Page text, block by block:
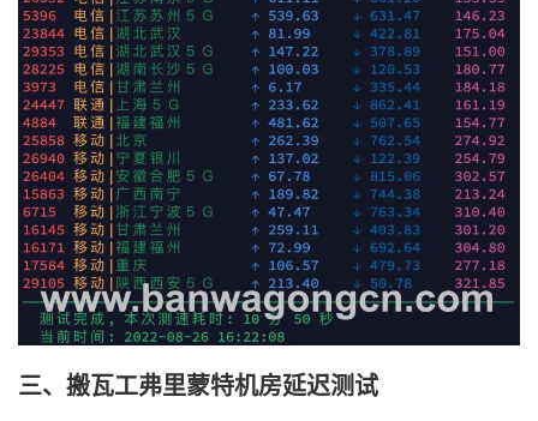
三、搬瓦工弗里蒙特机房延迟测试